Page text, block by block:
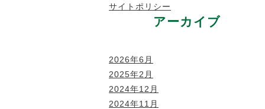
サイトポリシー
アーカイブ
2026年6月
2025年2月
2024年12月
2024年11月